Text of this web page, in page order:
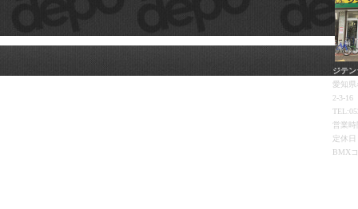
ジテ
愛知
2-3-16
営業時
定休
BMX